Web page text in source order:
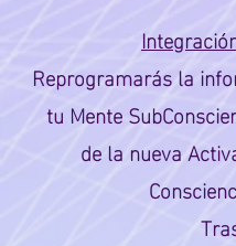
Reprogramarás la
tu Mente
de la nueva